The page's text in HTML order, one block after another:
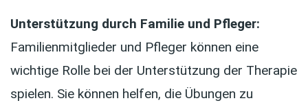
Unterstützung durch Familie und Pfleger:
Familienmitglieder und Pfleger können eine
wichtige Rolle bei der Unterstützung der Therapie
spielen. Sie können helfen, die Übungen zu